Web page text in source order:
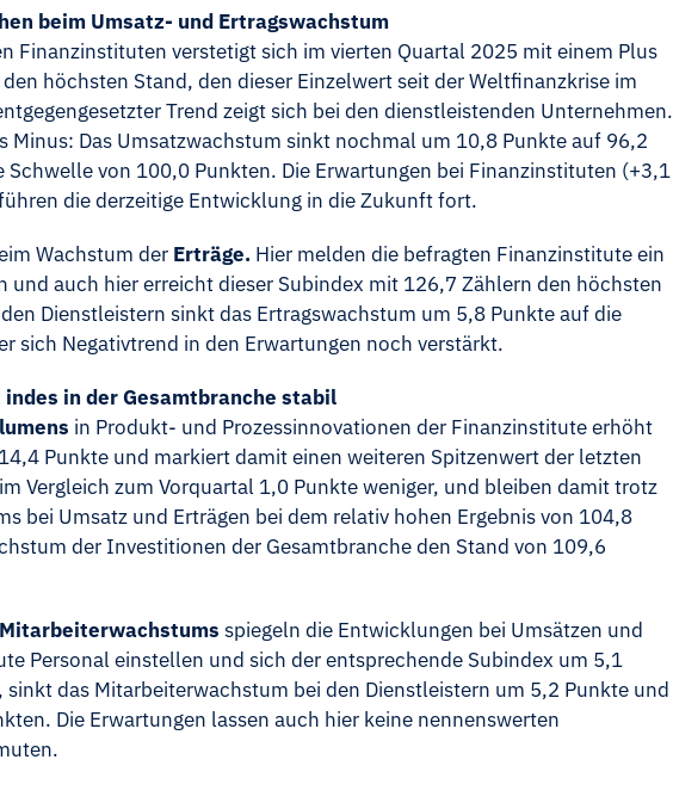
beim Umsatz- und Ertragswachstum
Finanzinstituten verstetigt sich im vierten Quartal 2025 mit einem Plus
höchsten Stand, den dieser Einzelwert seit der Weltfinanzkrise im
Trend zeigt sich bei den dienstleistenden Unternehmen.
Minus: Das Umsatzwachstum sinkt nochmal um 10,8 Punkte auf 96,2
von 100,0 Punkten. Die Erwartungen bei Finanzinstituten (+3,1
die derzeitige Entwicklung in die Zukunft fort.
Wachstum der Erträge. Hier melden die befragten Finanzinstitute ein
und auch hier erreicht dieser Subindex mit 126,7 Zählern den höchsten
Dienstleistern sinkt das Ertragswachstum um 5,8 Punkte auf die
sich Negativtrend in den Erwartungen noch verstärkt.
in der Gesamtbranche stabil
in Produkt- und Prozessinnovationen der Finanzinstitute erhöht
Punkte und markiert damit einen weiteren Spitzenwert der letzten
Vergleich zum Vorquartal 1,0 Punkte weniger, und bleiben damit trotz
bei Umsatz und Erträgen bei dem relativ hohen Ergebnis von 104,8
der Investitionen der Gesamtbranche den Stand von 109,6
Mitarbeiterwachstums spiegeln die Entwicklungen bei Umsätzen und
Personal einstellen und sich der entsprechende Subindex um 5,1
das Mitarbeiterwachstum bei den Dienstleistern um 5,2 Punkte und
Die Erwartungen lassen auch hier keine nennenswerten